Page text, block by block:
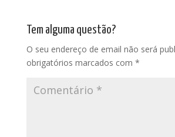
Tem alguma questão?
O seu endereço de email não será
obrigatórios marcados com *